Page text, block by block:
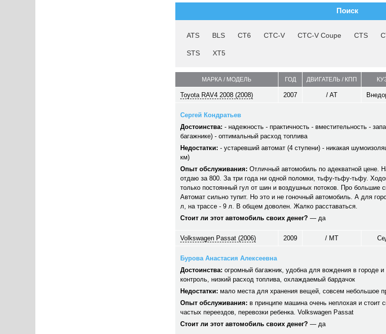
Поиск
ATS BLS CT6 CTC-V CTC-V Coupe CTS
STS XT5
МАРКА / МОДЕЛЬ ГОД ДВИГАТЕЛЬ / КПП
Toyota RAV4 2008 (2008) 2007 / AT
Сергей Кондратьев
Достоинства: - надежность - практичность - вместительность -
багажнике) - оптимальный расход топлива
Недостатки: - устаревший автомат (4 ступени) - никакая
км)
Опыт обслуживания: Отличный автомобиль по адекватной цене.
отдаю за 800. За три года ни одной поломки, тьфу-тьфу-тьфу.
только постоянный гул от шин и воздушных потоков. Про большие
Автомат сильно тупит. Но это и не гоночный автомобиль. А для
л, на трассе - 9 л. В общем доволен. Жалко расставаться.
Стоит ли этот автомобиль своих денег? — да
Volkswagen Passat (2006) 2009 / MT
Бурова Анастасия Алексеевна
Достоинства: огромный багажник, удобна для вождения в городе
контроль, низкий расход топлива, охлаждаемый бардачок
Недостатки: мало места для хранения вещей, совсем небольшое
Опыт обслуживания: в принципе машина очень неплохая и стоит
частых переездов, перевозки ребенка. Volkswagen Passat
Стоит ли этот автомобиль своих денег? — да